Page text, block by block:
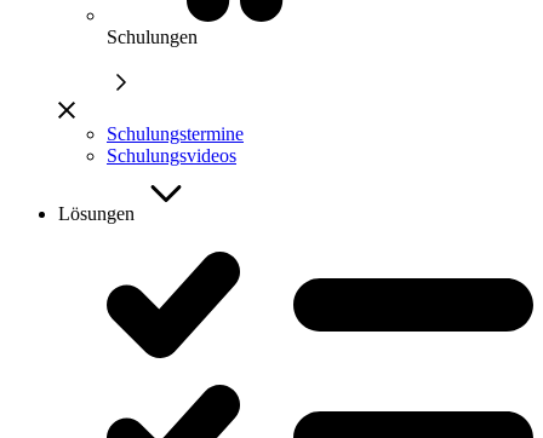
Schulungen
Schulungstermine
Schulungsvideos
Lösungen